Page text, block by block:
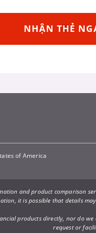
NHẬN THẺ
of America
and product comparison
it is possible that details
products directly, nor do
request or